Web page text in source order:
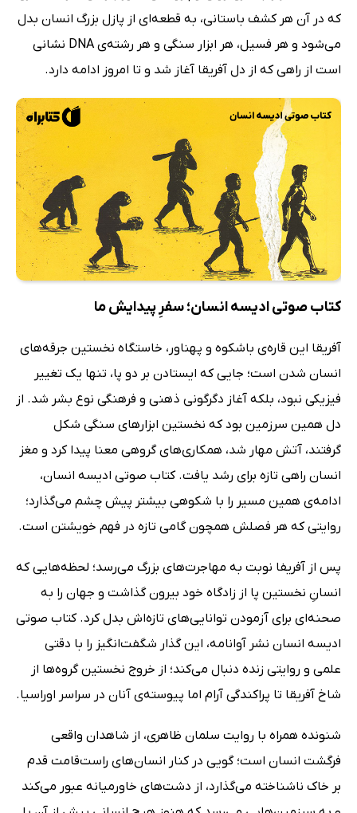
که در آن هر کشف باستانی، به قطعه‌ای از پازل بزرگ انسان بدل
می‌شود و هر فسیل، هر ابزار سنگی و هر رشته‌ی DNA نشانی
است از راهی که از دل آفریقا آغاز شد و تا امروز ادامه دارد.
کتاب صوتی ادیسه انسان؛ سفرِ پیدایش ما
آفریقا این قاره‌ی باشکوه و پهناور، خاستگاه نخستین جرقه‌های
انسان شدن است؛ جایی که ایستادن بر دو پا، تنها یک تغییر
فیزیکی نبود، بلکه آغاز دگرگونی ذهنی و فرهنگی نوع بشر شد. از
دل همین سرزمین بود که نخستین ابزارهای سنگی شکل
گرفتند، آتش مهار شد، همکاری‌های گروهی معنا پیدا کرد و مغز
انسان راهی تازه برای رشد یافت. کتاب صوتی ادیسه انسان،
ادامه‌ی همین مسیر را با شکوهی بیشتر پیش چشم می‌گذارد؛
روایتی که هر فصلش همچون گامی تازه در فهم خویشتن است.
پس از آفریفا نوبت به مهاجرت‌های بزرگ می‌رسد؛ لحظه‌هایی که
انسانِ نخستین پا از زادگاه خود بیرون گذاشت و جهان را به
صحنه‌ای برای آزمودن توانایی‌های تازه‌اش بدل کرد. کتاب صوتی
ادیسه انسان نشر آوانامه، این گذار شگفت‌انگیز را با دقتی
علمی و روایتی زنده دنبال می‌کند؛ از خروج نخستین گروه‌ها از
شاخ آفریقا تا پراکندگی آرام اما پیوسته‌ی آنان در سراسر اوراسیا.
شنونده همراه با روایت سلمان ظاهری، از شاهدان واقعی
فرگشت انسان است؛ گویی در کنار انسان‌های راست‌قامت قدم
بر خاک ناشناخته می‌گذارد، از دشت‌های خاورمیانه عبور می‌کند